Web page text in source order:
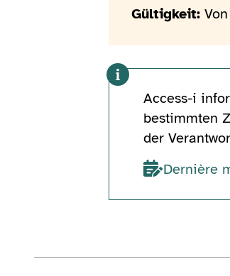
Gültigkeit:
Access-i
bestimmten
der
Dernière